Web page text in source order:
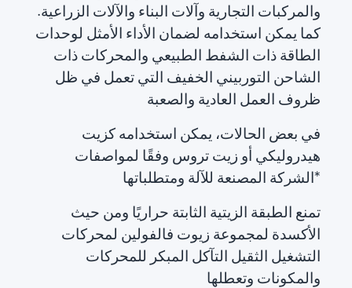
والمركبات التجارية وآلات البناء والآلات الزراعية.
كما يمكن استخدامه لضمان الأداء الأمثل لوحدات
الطاقة ذات الشفط الطبيعي والمحركات ذات
الشاحن التوربيني الخفيف التي تعمل في ظل
ظروف العمل العادية والصعبة
في بعض الحالات، يمكن استخدامه كزيت
هيدروليكي أو زيت تروس وفقًا لمواصفات
الشركة المصنعة للآلة ومتطلباتها*
تمنع الطبقة الزيتية الثابتة حراريًا ومن حيث
الأكسدة لمجموعة زيوت فالفولين لمحركات
التشغيل الثقيل التآكل المبكر للمحركات
والمكونات وتعطلها